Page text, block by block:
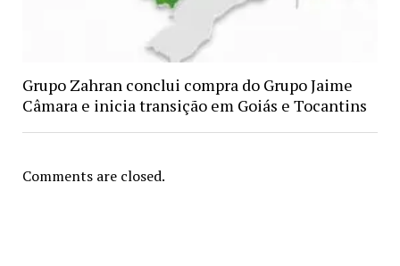
Grupo Zahran conclui compra do Grupo Jaime
Câmara e inicia transição em Goiás e Tocantins
Comments are closed.